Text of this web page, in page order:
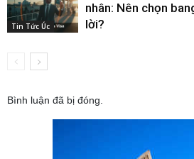
Tin Tức Úc
nhân: Nên chọn
lời?
Bình luận đã bị đóng.